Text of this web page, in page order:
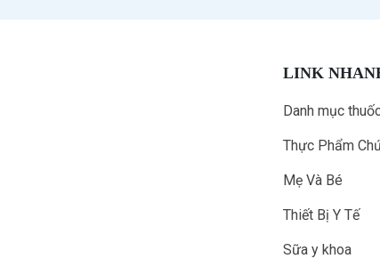
LINK
Danh mục
Thực Phẩm
Mẹ Và Bé
Thiết Bị Y Tế
Sữa y khoa